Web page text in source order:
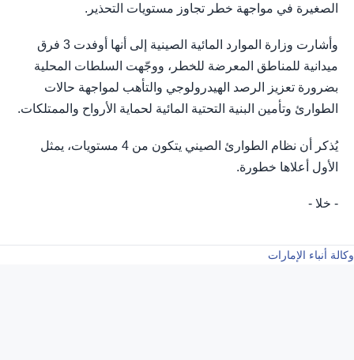
الصغيرة في مواجهة خطر تجاوز مستويات التحذير.
وأشارت وزارة الموارد المائية الصينية إلى أنها أوفدت 3 فرق
ميدانية للمناطق المعرضة للخطر، ووجّهت السلطات المحلية
بضرورة تعزيز الرصد الهيدرولوجي والتأهب لمواجهة حالات
الطوارئ وتأمين البنية التحتية المائية لحماية الأرواح والممتلكات.
يُذكر أن نظام الطوارئ الصيني يتكون من 4 مستويات، يمثل
الأول أعلاها خطورة.
- خلا -
وكالة أنباء الإمارات